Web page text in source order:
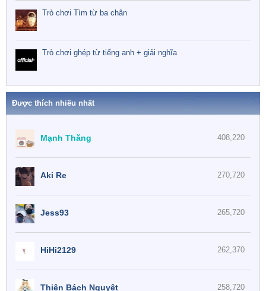
Trò chơi Tìm từ ba chân
Trò chơi ghép từ tiếng anh + giải nghĩa
Được thích nhiều nhất
408,220
Mạnh Thăng
270,720
Aki Re
265,720
Jess93
262,370
HiHi2129
258,720
Thiên Bách Nguyệt